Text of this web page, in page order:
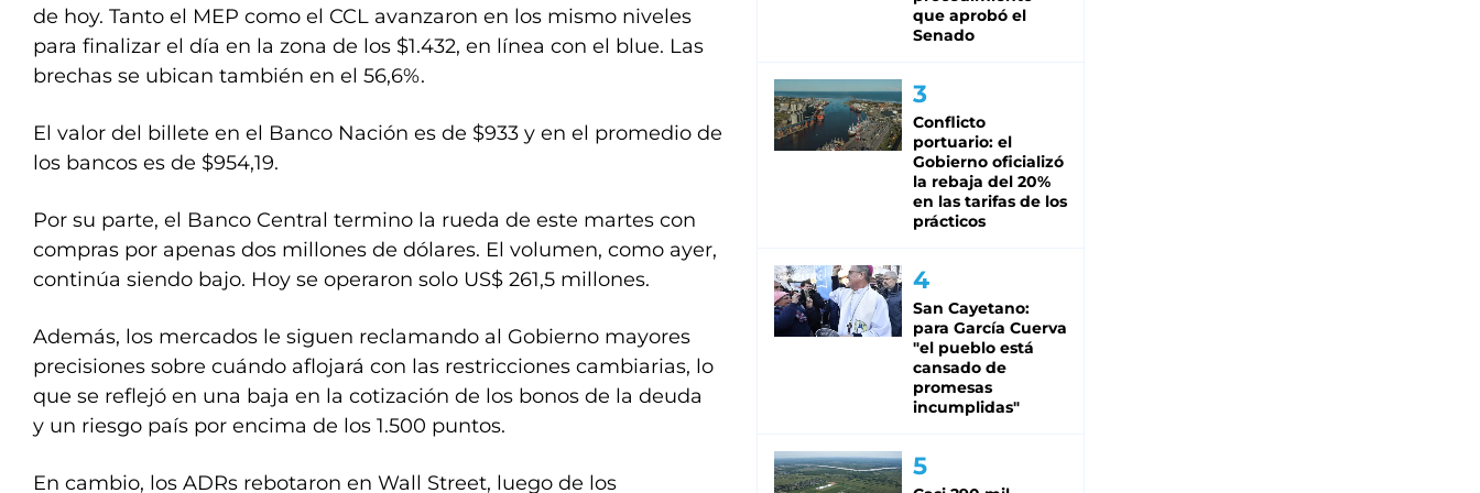
de hoy. Tanto el MEP como el CCL avanzaron en los mismo niveles
para finalizar el día en la zona de los $1.432, en línea con el blue. Las
brechas se ubican también en el 56,6%.
El valor del billete en el Banco Nación es de $933 y en el promedio de
los bancos es de $954,19.
Por su parte, el Banco Central termino la rueda de este martes con
compras por apenas dos millones de dólares. El volumen, como ayer,
continúa siendo bajo. Hoy se operaron solo US$ 261,5 millones.
Además, los mercados le siguen reclamando al Gobierno mayores
precisiones sobre cuándo aflojará con las restricciones cambiarias, lo
que se reflejó en una baja en la cotización de los bonos de la deuda
y un riesgo país por encima de los 1.500 puntos.
En cambio, los ADRs rebotaron en Wall Street, luego de los
que aprobó el
Senado
Conflicto
portuario: el
Gobierno oficializó
la rebaja del 20%
en las tarifas de los
prácticos
San Cayetano:
para García Cuerva
"el pueblo está
cansado de
promesas
incumplidas"